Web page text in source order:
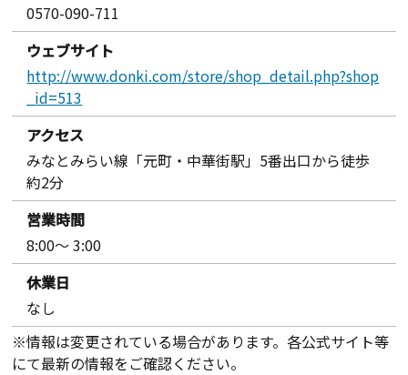
0570-090-711
ウェブサイト
http://www.donki.com/store/shop_detail.php?shop
_id=513
アクセス
みなとみらい線「元町・中華街駅」5番出口から徒歩
約2分
営業時間
8:00～ 3:00
休業日
なし
※情報は変更されている場合があります。各公式サイト等
にて最新の情報をご確認ください。